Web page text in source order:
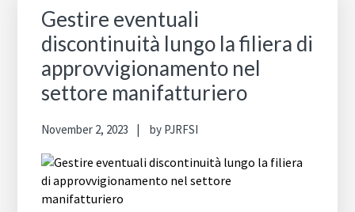
Gestire eventuali
discontinuità lungo la filiera di
approvvigionamento nel
settore manifatturiero
November 2, 2023 by PJRFSI
Sidebar